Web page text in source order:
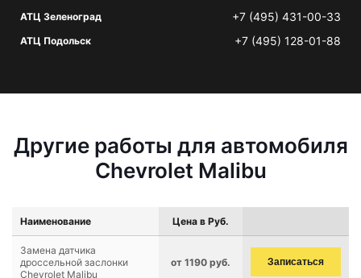
АТЦ Зеленоград +7 (495) 431-00-33
АТЦ Подольск +7 (495) 128-01-88
Другие работы для автомобиля
Chevrolet Malibu
Наименование Цена в Руб.
Замена датчика
дроссельной заслонки
Chevrolet Malibu
от 1190 руб. Записаться